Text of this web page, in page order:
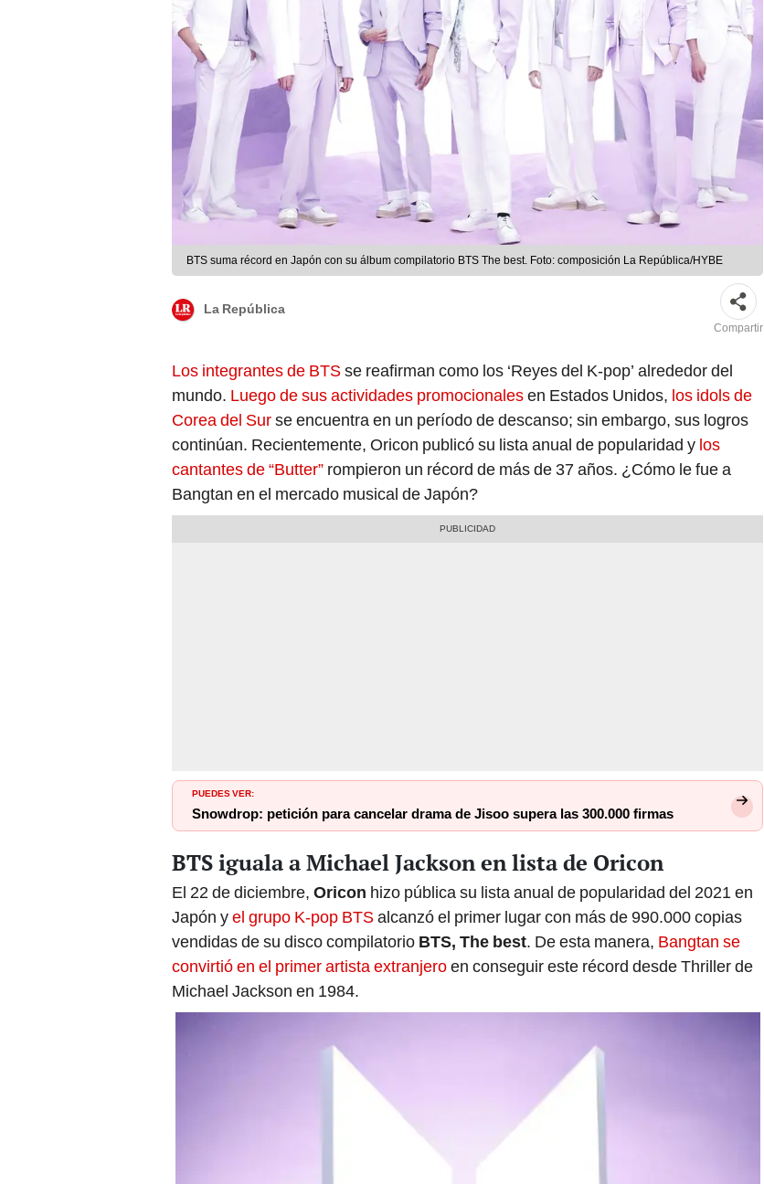
BTS suma récord en Japón con su álbum compilatorio BTS The best. Foto: composición La República/HYBE
La República
Compartir
Los integrantes de BTSse reafirman como los ‘Reyes del K-pop’ alrededor del
mundo. Luego de sus actividades promocionalesen Estados Unidos, los idols de
Corea del Surse encuentra en un período de descanso; sin embargo, sus logros
continúan. Recientemente, Oricon publicó su lista anual de popularidad y los
cantantes de “Butter” rompieron un récord de más de 37 años. ¿Cómo le fue a
Bangtan en el mercado musical de Japón?
PUEDES VER:
Snowdrop: petición para cancelar drama de Jisoo supera las 300.000 firmas
BTS iguala a Michael Jackson en lista de Oricon
El 22 de diciembre, Oricon hizo pública su lista anual de popularidad del 2021 en
Japón yel grupo K-pop BTSalcanzó el primer lugar con más de 990.000 copias
vendidas de su disco compilatorio BTS, The best. De esta manera, Bangtan se
convirtió en el primer artista extranjeroen conseguir este récord desde Thriller de
Michael Jackson en 1984.